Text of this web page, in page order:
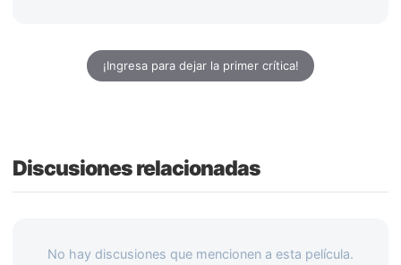
¡Ingresa para dejar la primer crítica!
Discusiones relacionadas
No hay discusiones que mencionen a esta película.